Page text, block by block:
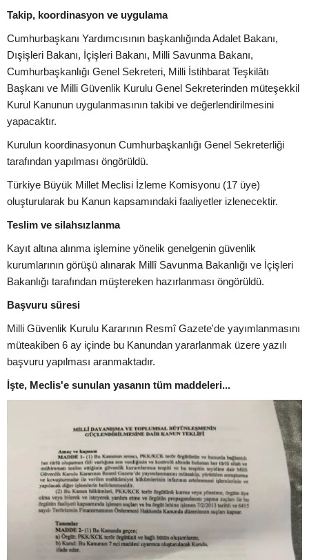
Takip, koordinasyon ve uygulama
Cumhurbaşkanı Yardımcısının başkanlığında Adalet Bakanı,
Dışişleri Bakanı, İçişleri Bakanı, Milli Savunma Bakanı,
Cumhurbaşkanlığı Genel Sekreteri, Milli İstihbarat Teşkilâtı
Başkanı ve Milli Güvenlik Kurulu Genel Sekreterinden müteşekkil
Kurul Kanunun uygulanmasının takibi ve değerlendirilmesini
yapacaktır.
Kurulun koordinasyonun Cumhurbaşkanlığı Genel Sekreterliği
tarafından yapılması öngörüldü.
Türkiye Büyük Millet Meclisi İzleme Komisyonu (17 üye)
oluşturularak bu Kanun kapsamındaki faaliyetler izlenecektir.
Teslim ve silahsızlanma
Kayıt altına alınma işlemine yönelik genelgenin güvenlik
kurumlarının görüşü alınarak Millî Savunma Bakanlığı ve İçişleri
Bakanlığı tarafından müştereken hazırlanması öngörüldü.
Başvuru süresi
Milli Güvenlik Kurulu Kararının Resmî Gazete'de yayımlanmasını
müteakiben 6 ay içinde bu Kanundan yararlanmak üzere yazılı
başvuru yapılması aranmaktadır.
İşte, Meclis'e sunulan yasanın tüm maddeleri...